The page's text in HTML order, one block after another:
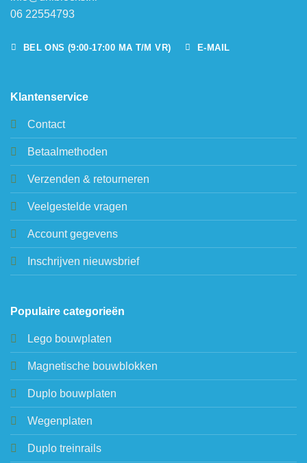
06 22554793
BEL ONS (9:00-17:00 MA T/M VR) E-MAIL
Klantenservice
Contact
Betaalmethoden
Verzenden & retourneren
Veelgestelde vragen
Account gegevens
Inschrijven nieuwsbrief
Populaire categorieën
Lego bouwplaten
Magnetische bouwblokken
Duplo bouwplaten
Wegenplaten
Duplo treinrails